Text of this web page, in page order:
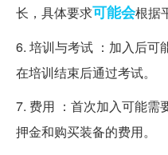
长，具体要求可能会根据
6. 培训与考试 ：加入后可
在培训结束后通过考试。
7. 费用 ：首次加入可能需
押金和购买装备的费用。